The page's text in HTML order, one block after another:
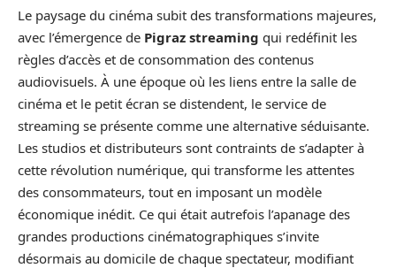
Le paysage du cinéma subit des transformations majeures,
avec l’émergence de Pigraz streaming qui redéfinit les
règles d’accès et de consommation des contenus
audiovisuels. À une époque où les liens entre la salle de
cinéma et le petit écran se distendent, le service de
streaming se présente comme une alternative séduisante.
Les studios et distributeurs sont contraints de s’adapter à
cette révolution numérique, qui transforme les attentes
des consommateurs, tout en imposant un modèle
économique inédit. Ce qui était autrefois l’apanage des
grandes productions cinématographiques s’invite
désormais au domicile de chaque spectateur, modifiant